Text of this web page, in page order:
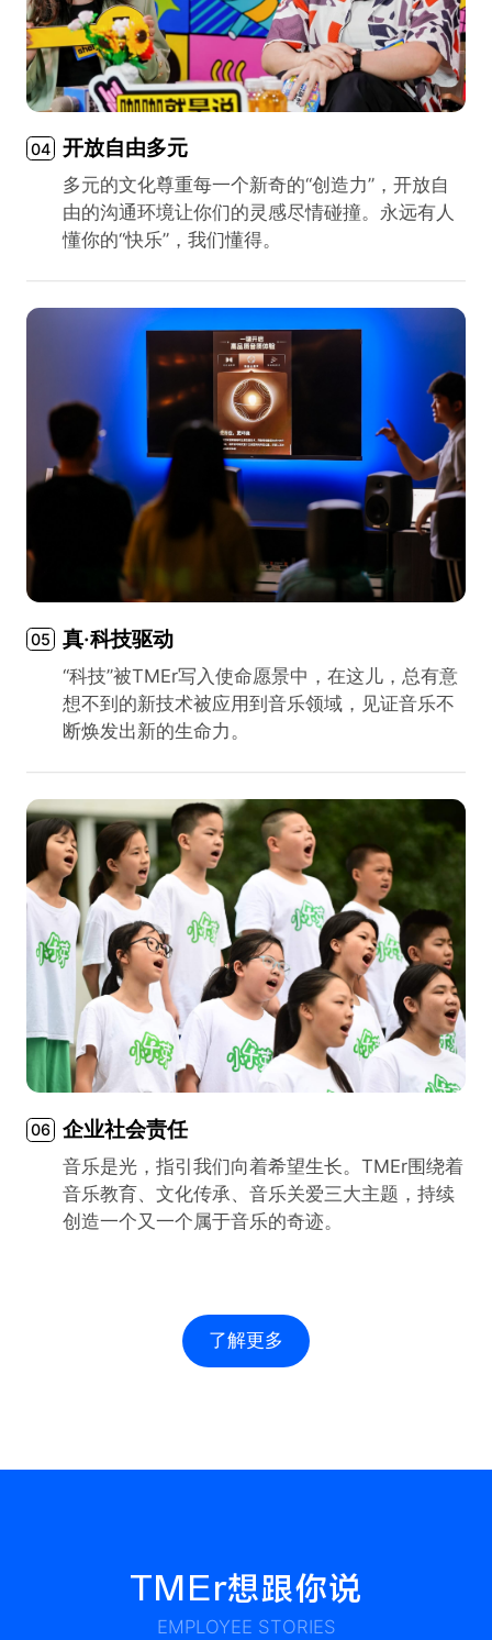
04 开放自由多元
多元的文化尊重每一个新奇的“创造力”，开放自
由的沟通环境让你们的灵感尽情碰撞。永远有人
懂你的“快乐”，我们懂得。
05 真·科技驱动
“科技”被TMEr写入使命愿景中，在这儿，总有意
想不到的新技术被应用到音乐领域，见证音乐不
断焕发出新的生命力。
06 企业社会责任
音乐是光，指引我们向着希望生长。TMEr围绕着
音乐教育、文化传承、音乐关爱三大主题，持续
创造一个又一个属于音乐的奇迹。
了解更多
TMEr想跟你说
EMPLOYEE STORIES